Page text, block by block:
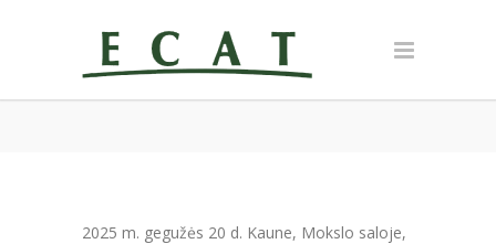
2025 m. gegužės 20 d. Kaune, Mokslo saloje,